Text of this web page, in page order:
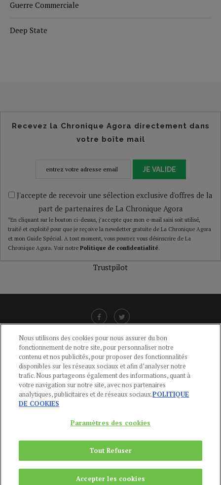
Guerre Commerciale
Deep State
Recevez la Chronique Agora directement dans
votre boîte mail
JE VALIDE
J'accepte de recevoir une sélection exclusive d'offres de la
part de partenaires de La Chronique Agora
*En cliquant sur le bouton ci-dessus, j’accepte que mon e-mail saisi soit utilisé,
traité et exploité pour que je reçoive la newsletter gratuite de La Chronique Agora
et mon Guide Spécial. A tout moment, vous pourrez vous désinscrire de La
Chronique Agora. Voir notre Politique de confidentialité.
Trustpilot
CGU-POLITIQUE DE CONFIDENTIALITÉ -POLITIQUE DES COOKIES
MENTIONS LÉGALES -AIDE
CONTACT
01 44 59 91 11
Du Lundi au Vendredi, 9h-13h et 14h-17h
Copyright © 2024Publications Agora
Nous utilisons des cookies pour nous assurer du bon
fonctionnement de notre site, pour personnaliser notre
contenu et nos publicités, pour proposer des fonctionnalités
disponibles sur les réseaux sociaux et afin d’analyser notre
trafic. Nous partageons également des informations, quant à
votre navigation sur notre site, avec nos partenaires
analytiques, publicitaires et de réseaux sociaux.POLITIQUE
DE COOKIES
Paramètres des cookies
Tout Refuser
Accepter les cookies